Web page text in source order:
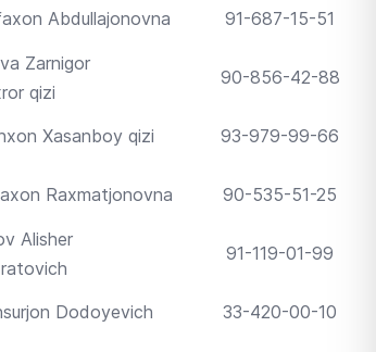
Abdullajonovna 91-687-15-51
Zarnigor
qizi
90-856-42-88
Xasanboy qizi 93-979-99-66
Raxmatjonovna 90-535-51-25
Alisher
91-119-01-99
Dodoyevich 33-420-00-10